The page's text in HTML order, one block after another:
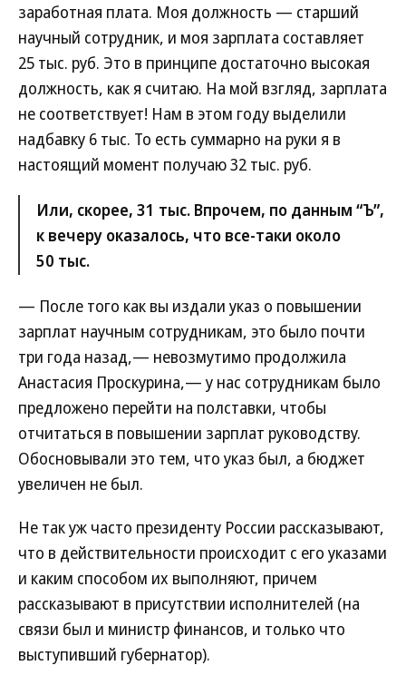
заработная плата. Моя должность — старший
научный сотрудник, и моя зарплата составляет
25 тыс. руб. Это в принципе достаточно высокая
должность, как я считаю. На мой взгляд, зарплата
не соответствует! Нам в этом году выделили
надбавку 6 тыс. То есть суммарно на руки я в
настоящий момент получаю 32 тыс. руб.
Или, скорее, 31 тыс. Впрочем, по данным “Ъ”,
к вечеру оказалось, что все-таки около
50 тыс.
— После того как вы издали указ о повышении
зарплат научным сотрудникам, это было почти
три года назад,— невозмутимо продолжила
Анастасия Проскурина,— у нас сотрудникам было
предложено перейти на полставки, чтобы
отчитаться в повышении зарплат руководству.
Обосновывали это тем, что указ был, а бюджет
увеличен не был.
Не так уж часто президенту России рассказывают,
что в действительности происходит с его указами
и каким способом их выполняют, причем
рассказывают в присутствии исполнителей (на
связи был и министр финансов, и только что
выступивший губернатор).